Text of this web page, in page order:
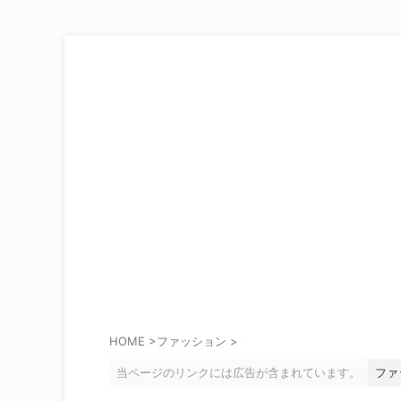
HOME >ファッション >
当ページのリンクには広告が含まれています。 フ